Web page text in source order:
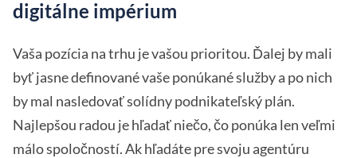
digitálne impérium
Vaša pozícia na trhu je vašou prioritou. Ďalej by mali
byť jasne definované vaše ponúkané služby a po nich
by mal nasledovať solídny podnikateľský plán.
Najlepšou radou je hľadať niečo, čo ponúka len veľmi
málo spoločností. Ak hľadáte pre svoju agentúru